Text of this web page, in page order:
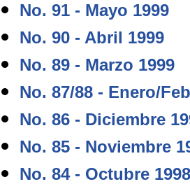
No. 91 - Mayo 1999
No. 90 - Abril 1999
No. 89 - Marzo 1999
No. 87/88 - Enero/
No. 86 - Diciembre
No. 85 - Noviembre
No. 84 - Octubre 1998